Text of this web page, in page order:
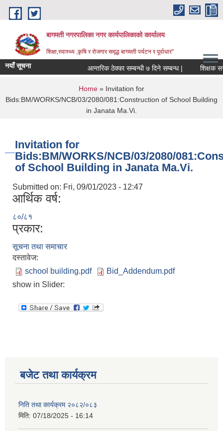
Skip to main content
बागमती नगरपालिका नगर कार्यपालिकाको कार्यालय
शिक्षा,स्वास्थ्य ,कृषि र रोजगार समृद्ध बागमती पर्यटन र पूर्वाधार”
नयाँ सूचना आन्तरिक ठेक्का सम्बन्धी ७ दिने सम्बन्ध |
You are here
Home » Invitation for
Bids:BM/WORKS/NCB/03/2080/081:Construction of School Building
in Janata Ma.Vi.
Invitation for
Bids:BM/WORKS/NCB/03/2080/
of School Building in Janata Ma.Vi.
Submitted on: Fri, 09/01/2023 - 12:47
आर्थिक वर्ष:
८०/८१
प्रकार:
सूचना तथा समाचार
दस्तावेज:
school building.pdf
Bid_Addendum.pdf
show in Slider:
बजेट तथा कार्यक्रम
निति तथा कार्यक्रम २०८२/०८३
मिति: 07/18/2025 - 16:14